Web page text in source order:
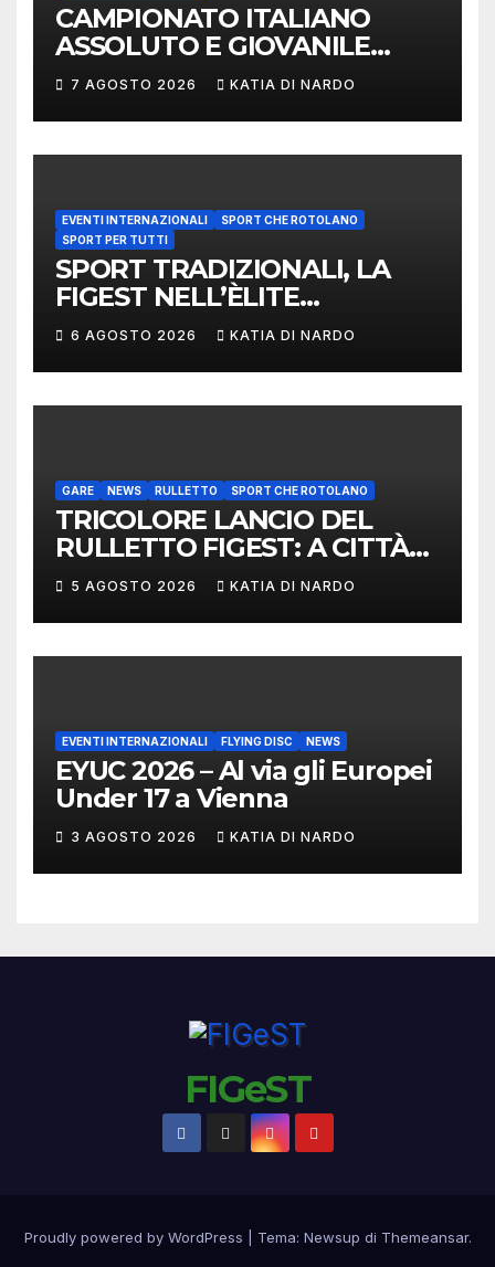
CAMPIONATO ITALIANO
ASSOLUTO E GIOVANILE
LANCIO DEL RUZZOLONE
7 AGOSTO 2026 KATIA DI NARDO
EVENTI INTERNAZIONALI
SPORT CHE ROTOLANO
SPORT PER TUTTI
SPORT TRADIZIONALI, LA
FIGEST NELL’ÈLITE
MONDIALE: LA
DELEGAZIONE ITALIANA
PROTAGONISTA AL
CONVEGNO TAFISA A
6 AGOSTO 2026 KATIA DI NARDO
GARE NEWS RULLETTO SPORT CHE ROTOLANO
TRICOLORE LANCIO DEL
RULLETTO FIGEST: A CITTÀ
DI CASTELLO VINCONO
MARCHIGIANI ED UMBRI
5 AGOSTO 2026 KATIA DI NARDO
EVENTI INTERNAZIONALI FLYING DISC NEWS
EYUC 2026 – Al via gli Europei
Under 17 a Vienna
3 AGOSTO 2026 KATIA DI NARDO
FIGeST
Proudly powered by WordPress Tema: Newsup di Themeansar.